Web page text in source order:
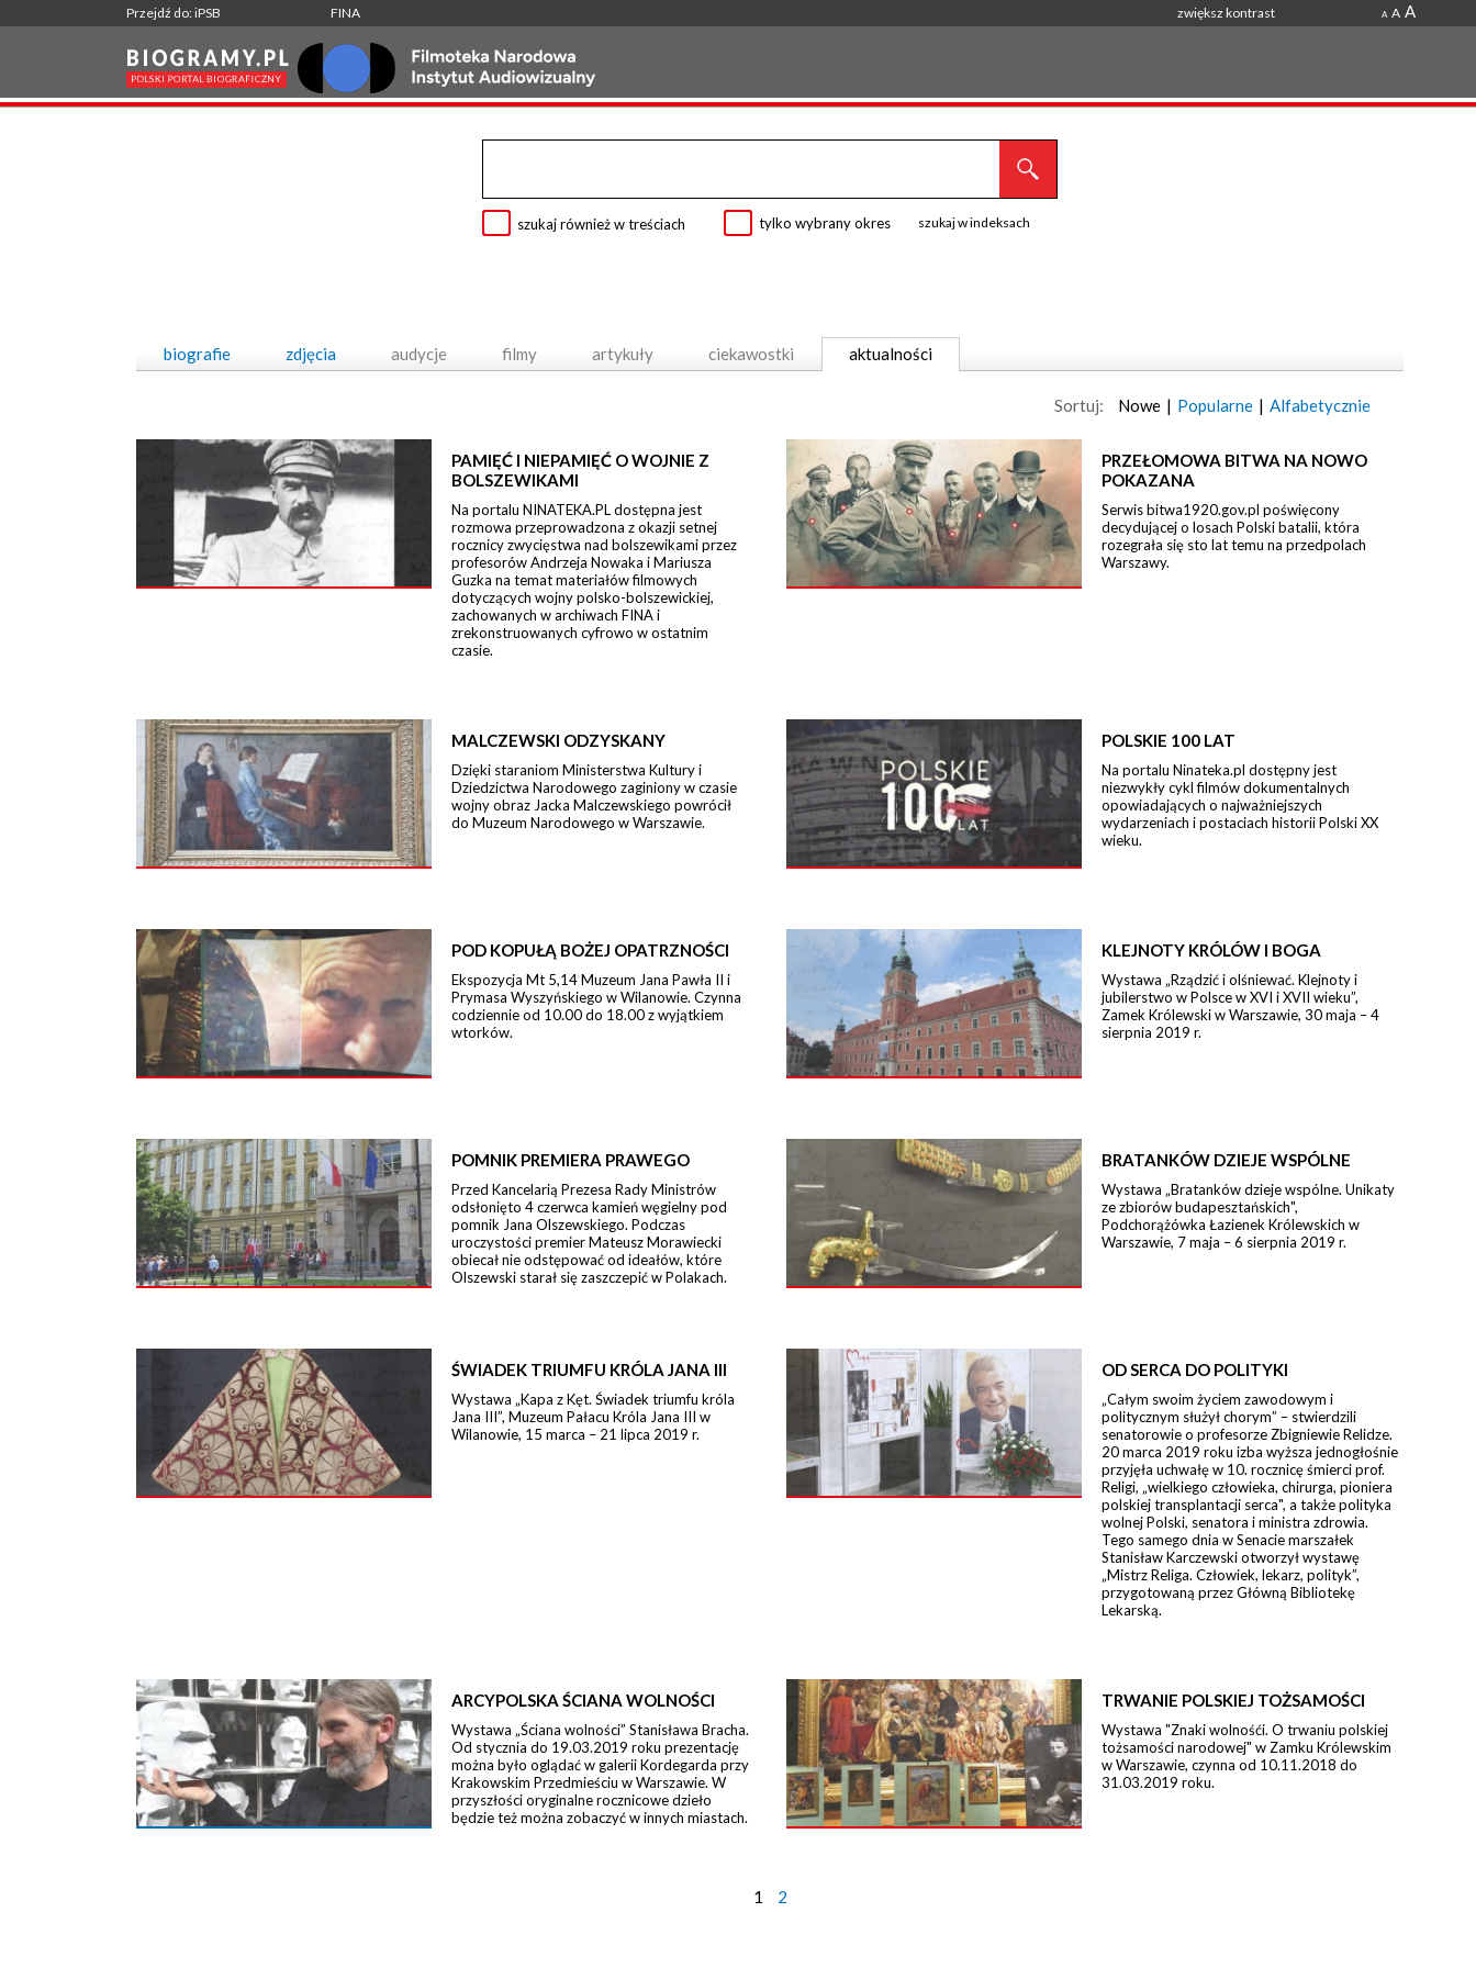
Przejdź do: iPSB FINA zwiększ kontrast A A A
szukaj również w treściach tylko wybrany okres szukaj w indeksach
biografie zdjęcia audycje filmy artykuły ciekawostki aktualności
Sortuj: Nowe | Popularne | Alfabetycznie
PAMIĘĆ I NIEPAMIĘĆ O WOJNIE Z
BOLSZEWIKAMI
Na portalu NINATEKA.PL dostępna jest
rozmowa przeprowadzona z okazji setnej
rocznicy zwycięstwa nad bolszewikami przez
profesorów Andrzeja Nowaka i Mariusza
Guzka na temat materiałów filmowych
dotyczących wojny polsko-bolszewickiej,
zachowanych w archiwach FINA i
zrekonstruowanych cyfrowo w ostatnim
czasie.
PRZEŁOMOWA BITWA NA NOWO
POKAZANA
Serwis bitwa1920.gov.pl poświęcony
decydującej o losach Polski batalii, która
rozegrała się sto lat temu na przedpolach
Warszawy.
MALCZEWSKI ODZYSKANY
Dzięki staraniom Ministerstwa Kultury i
Dziedzictwa Narodowego zaginiony w czasie
wojny obraz Jacka Malczewskiego powrócił
do Muzeum Narodowego w Warszawie.
POLSKIE 100 LAT
Na portalu Ninateka.pl dostępny jest
niezwykły cykl filmów dokumentalnych
opowiadających o najważniejszych
wydarzeniach i postaciach historii Polski XX
wieku.
POD KOPUŁĄ BOŻEJ OPATRZNOŚCI
Ekspozycja Mt 5,14 Muzeum Jana Pawła II i
Prymasa Wyszyńskiego w Wilanowie. Czynna
codziennie od 10.00 do 18.00 z wyjątkiem
wtorków.
KLEJNOTY KRÓLÓW I BOGA
Wystawa „Rządzić i olśniewać. Klejnoty i
jubilerstwo w Polsce w XVI i XVII wieku”,
Zamek Królewski w Warszawie, 30 maja – 4
sierpnia 2019 r.
POMNIK PREMIERA PRAWEGO
Przed Kancelarią Prezesa Rady Ministrów
odsłonięto 4 czerwca kamień węgielny pod
pomnik Jana Olszewskiego. Podczas
uroczystości premier Mateusz Morawiecki
obiecał nie odstępować od ideałów, które
Olszewski starał się zaszczepić w Polakach.
BRATANKÓW DZIEJE WSPÓLNE
Wystawa „Bratanków dzieje wspólne. Unikaty
ze zbiorów budapesztańskich",
Podchorążówka Łazienek Królewskich w
Warszawie, 7 maja – 6 sierpnia 2019 r.
ŚWIADEK TRIUMFU KRÓLA JANA III
Wystawa „Kapa z Kęt. Świadek triumfu króla
Jana III”, Muzeum Pałacu Króla Jana III w
Wilanowie, 15 marca – 21 lipca 2019 r.
OD SERCA DO POLITYKI
„Całym swoim życiem zawodowym i
politycznym służył chorym” – stwierdzili
senatorowie o profesorze Zbigniewie Relidze.
20 marca 2019 roku izba wyższa jednogłośnie
przyjęła uchwałę w 10. rocznicę śmierci prof.
Religi, „wielkiego człowieka, chirurga, pioniera
polskiej transplantacji serca", a także polityka
wolnej Polski, senatora i ministra zdrowia.
Tego samego dnia w Senacie marszałek
Stanisław Karczewski otworzył wystawę
„Mistrz Religa. Człowiek, lekarz, polityk”,
przygotowaną przez Główną Bibliotekę
Lekarską.
ARCYPOLSKA ŚCIANA WOLNOŚCI
Wystawa „Ściana wolności” Stanisława Bracha.
Od stycznia do 19.03.2019 roku prezentację
można było oglądać w galerii Kordegarda przy
Krakowskim Przedmieściu w Warszawie. W
przyszłości oryginalne rocznicowe dzieło
będzie też można zobaczyć w innych miastach.
TRWANIE POLSKIEJ TOŻSAMOŚCI
Wystawa "Znaki wolnośći. O trwaniu polskiej
tożsamości narodowej" w Zamku Królewskim
w Warszawie, czynna od 10.11.2018 do
31.03.2019 roku.
1 2